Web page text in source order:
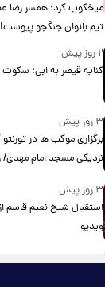
میخکوب کرد؛ همسر رضا
تیم بانوان جنگجو
۲ روز پیش
کنایه قیصر به ابی: سکوت
۳ روز پیش
برگزاری موکب ها در
نزدیکی مسجد امام مهدی/
۳ روز پیش
استقبال شیخ نعیم قاسم از
ویدیو